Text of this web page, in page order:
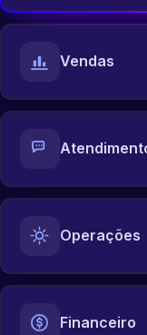
Vendas
Operações
Financeiro